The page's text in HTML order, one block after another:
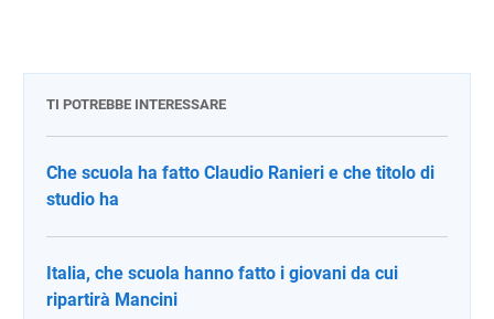
TI POTREBBE INTERESSARE
Che scuola ha fatto Claudio Ranieri e che titolo di
studio ha
Italia, che scuola hanno fatto i giovani da cui
ripartirà Mancini